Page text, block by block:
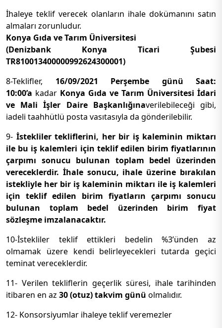
İhaleye teklif verecek olanların ihale dokümanını satın
almaları zorunludur.
Konya Gıda ve Tarım Üniversitesi
(Denizbank Konya Ticari Şubesi
TR810013400000992624300001)
8-Teklifler, 16/09/2021 Perşembe günü Saat:
10:00’a kadar Konya Gıda ve Tarım Üniversitesi İdari
ve Mali İşler Daire Başkanlığınaverilebileceği gibi,
iadeli taahhütlü posta vasıtasıyla da gönderilebilir.
9- İstekliler tekliflerini, her bir iş kaleminin miktarı
ile bu iş kalemleri için teklif edilen birim fiyatlarının
çarpımı sonucu bulunan toplam bedel üzerinden
vereceklerdir. İhale sonucu, ihale üzerine bırakılan
istekliyle her bir iş kaleminin miktarı ile iş kalemleri
için teklif edilen birim fiyatların çarpımı sonucu
bulunan toplam bedel üzerinden birim fiyat
sözleşme imzalanacaktır.
10-İstekliler teklif ettikleri bedelin %3’ünden az
olmamak üzere kendi belirleyecekleri tutarda geçici
teminat vereceklerdir.
11- Verilen tekliflerin geçerlik süresi, ihale tarihinden
itibaren en az 30 (otuz) takvim günü olmalıdır.
12- Konsorsiyumlar ihaleye teklif veremezler